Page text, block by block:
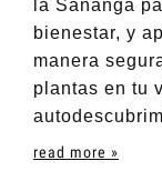
la Sananga
bienestar, y
manera
plantas en tu
read more »